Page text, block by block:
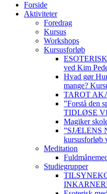
Forside
Aktiviteter
Foredrag
Kursus
Workshops
Kursusforløb
ved Kim
Hvad gør
mange?
TAROT
”Forstå den
TIDLØSE
Magiker
”SJÆLENS
kursusforløb
Meditation
Studiegrupper